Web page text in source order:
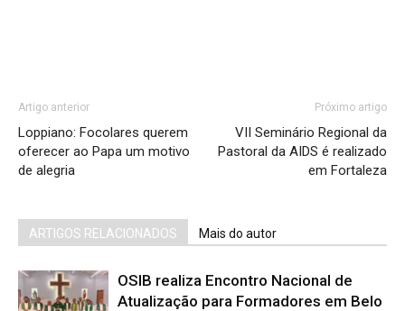
Artigo anterior
Loppiano: Focolares querem
oferecer ao Papa um motivo
de alegria
Próximo artigo
VII Seminário Regional da
Pastoral da AIDS é realizado
em Fortaleza
ARTIGOS RELACIONADOS Mais do autor
OSIB realiza Encontro Nacional de
Atualização para Formadores em Belo